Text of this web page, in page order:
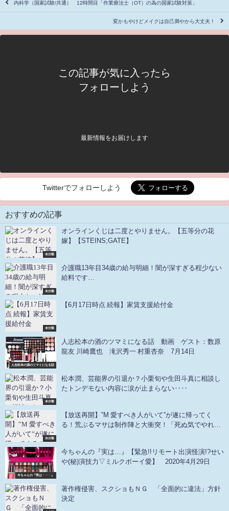
内科学（国家試験/共通） 12時間目「作業療法士（OT）の為の国家試験対策」
変かもやけどメイクは自己満やから大丈夫！
この記事が気に入ったら
フォローしよう
最新情報をお届けします
Twitterでフォローしよう
おすすめの記事
未分類
オンラインくじは二度とやりません。【五等分の花
嫁】【STEINS;GATE】
未分類
介護職13年目34歳の給与明細！闇が深すぎる程少ない
給料です…
未分類
【6月17日時点 続報】家賃支援給付金
人志松本の酒のツマミになる話
人志松本の酒のツマミになる話 動画 ゲスト：数原
龍友 川崎鷹也 滝沢秀一 村重杏奈 7月14日
未分類
松本潤、芸能界の引退か？小栗旬や生田斗真に相談し
たトンデモない内容に涙が止まらない‥‥
未分類
【放送再開】‟M 愛すべき人がいて”が遂に帰ってく
る！荒ぶるマサは制作陣と大衝突！「死ぬ気でやれ！
占配信
今ちゃんの『実は・・・』
今ちゃんの『実は…』【緊急!!リモート出演怪演!?せい
や(秘)演技力▽ミルクボーイ愛】 2020年4月29日
著作権侵害、スクショもＮＧ 「全面的に違法」方針
決定